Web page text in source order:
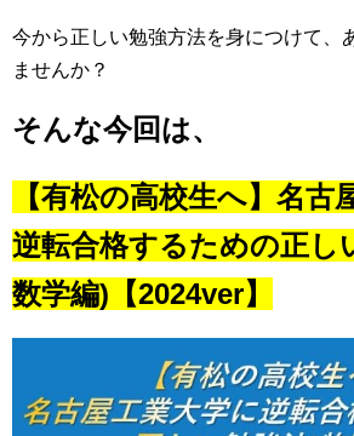
今から正しい勉強方法を身につけて、
ませんか？
そんな今回は、
【有松の高校生へ】名古
逆転合格するための正し
数学編)【2024ver】